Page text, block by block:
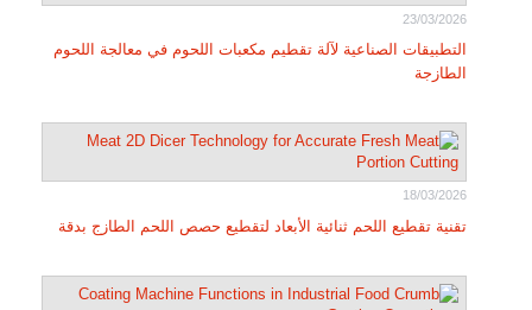
23/03/2026
التطبيقات الصناعية لآلة تقطيم مكعبات اللحوم في معالجة اللحوم
الطازجة
18/03/2026
تقنية تقطيع اللحم ثنائية الأبعاد لتقطيع حصص اللحم الطازج بدقة